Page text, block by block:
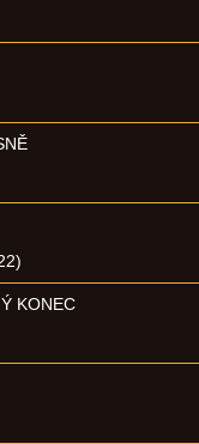
KONEC